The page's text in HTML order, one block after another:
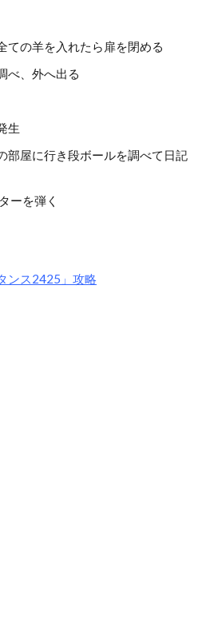
ての羊を入れたら扉を閉める
べ、外へ出る
生
部屋に行き段ボールを調べて日記
ーを弾く
ンス2425」攻略